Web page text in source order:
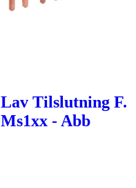
Lav Tilslutning F.
Ms1xx - Abb